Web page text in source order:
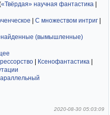
«Твёрдая» научная фантастика
С множеством интриг
(вымышленные)
Ксенофантастика
2020-08-30 05:03:09